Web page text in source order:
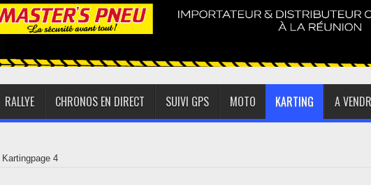
RALLYE CHRONOS EN DIRECT SUIVI GPS MOTO KARTING A
Kartingpage 4